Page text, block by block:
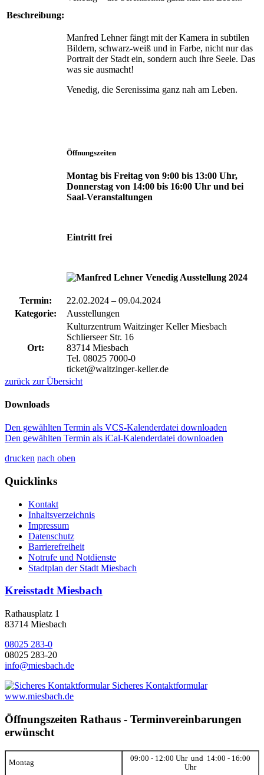
Beschreibung:
Manfred Lehner fängt mit der Kamera in subtilen
Bildern, schwarz-weiß und in Farbe, nicht nur das
Portrait der Stadt ein, sondern auch ihre Seele. Das
was sie ausmacht!
Venedig, die Serenissima ganz nah am Leben.
Öffnungszeiten
Montag bis Freitag von 9:00 bis 13:00 Uhr,
Donnerstag von 14:00 bis 16:00 Uhr und bei
Saal-Veranstaltungen
Eintritt frei
Termin: 22.02.2024 – 09.04.2024
Kategorie:
Ausstellungen
Ort:
Kulturzentrum Waitzinger Keller Miesbach
Schlierseer Str. 16
83714 Miesbach
Tel. 08025 7000-0
ticket@waitzinger-keller.de
zurück zur Übersicht
Downloads
Den gewählten Termin als VCS-Kalenderdatei downloaden
Den gewählten Termin als iCal-Kalenderdatei downloaden
drucken nach oben
Quicklinks
Kontakt
Inhaltsverzeichnis
Impressum
Datenschutz
Barrierefreiheit
Notrufe und Notdienste
Stadtplan der Stadt Miesbach
Kreisstadt Miesbach
Rathausplatz 1
83714 Miesbach
08025 283-0
08025 283-20
info@miesbach.de
Sicheres Kontaktformular
www.miesbach.de
Öffnungszeiten Rathaus - Terminvereinbarungen
erwünscht
Montag
09:00 - 12:00 Uhr und 14:00 - 16:00
Uhr